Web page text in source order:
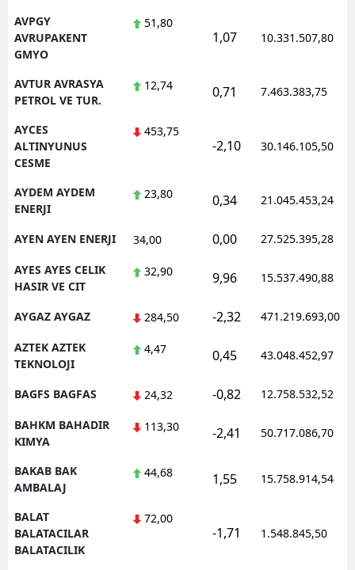
AVPGY
AVRUPAKENT
GMYO
51,80
1,07 10.331.507,80
AVTUR AVRASYA
PETROL VE TUR.
12,74 0,71 7.463.383,75
AYCES
ALTINYUNUS
CESME
453,75
-2,10 30.146.105,50
AYDEM AYDEM
ENERJI
23,80 0,34 21.045.453,24
AYEN AYEN ENERJI 34,00 0,00 27.525.395,28
AYES AYES CELIK
HASIR VE CIT
32,90 9,96 15.537.490,88
AYGAZ AYGAZ 284,50 -2,32 471.219.693,00
AZTEK AZTEK
TEKNOLOJI
4,47 0,45 43.048.452,97
BAGFS BAGFAS 24,32 -0,82 12.758.532,52
BAHKM BAHADIR
KIMYA
113,30 -2,41 50.717.086,70
BAKAB BAK
AMBALAJ
44,68 1,55 15.758.914,54
BALAT
BALATACILAR
BALATACILIK
72,00
-1,71 1.548.845,50